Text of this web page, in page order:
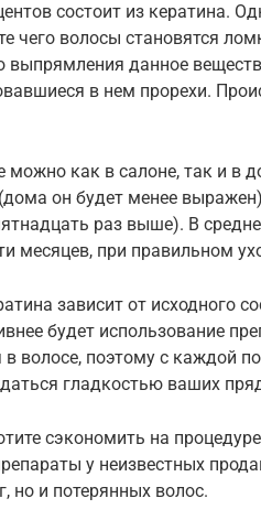
состоит из кератина.
чего волосы становятся
выпрямления данное
в нем прорехи.
можно как в салоне, так и в
он будет менее
раз выше). В
месяцев, при правильном
зависит от исходного
будет использование
в волосе, поэтому с каждой
гладкостью ваших
сэкономить на
у неизвестных
но и потерянных волос.